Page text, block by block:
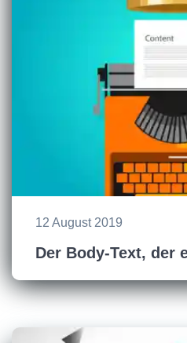
12 August 2019
Der Body-Text, der